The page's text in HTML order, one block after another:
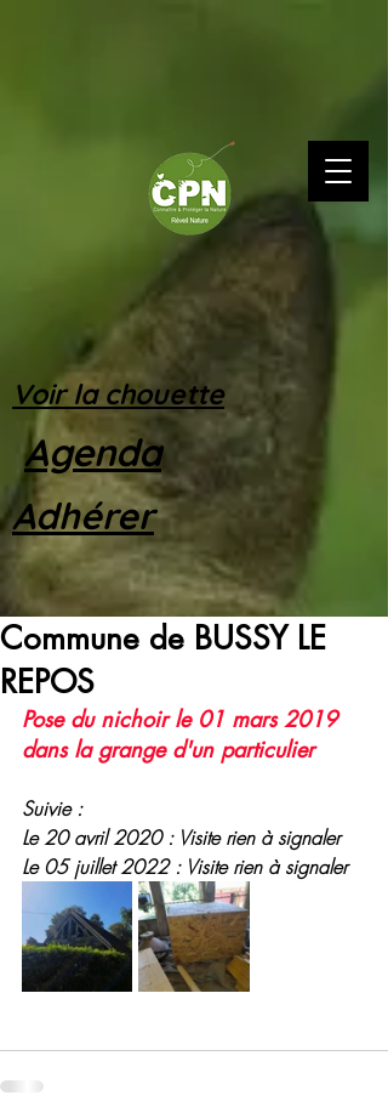
Voir la chouette
Adhérer
Agenda
Commune de BUSSY LE
REPOS
Pose du nichoir le 01 mars 2019
dans la grange d'un particulier
Suivie :
Le 20 avril 2020 : Visite rien à signaler
Le 05 juillet 2022 : Visite rien à signaler